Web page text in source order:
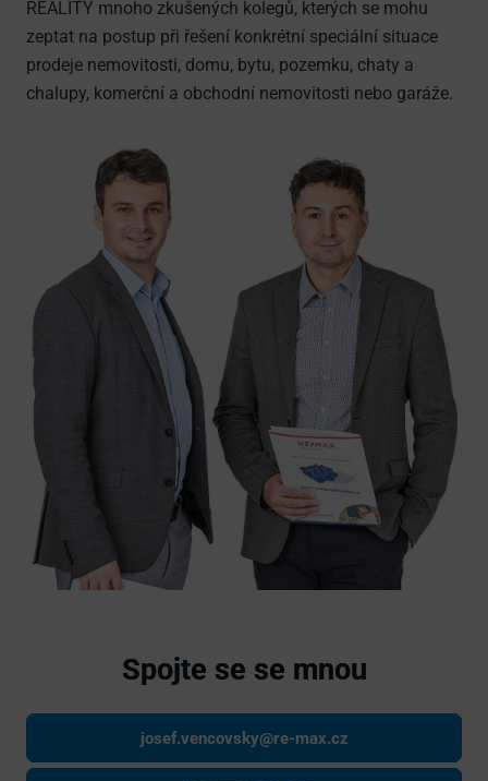
REALITY mnoho zkušených kolegů, kterých se mohu
zeptat na postup při řešení konkrétní speciální situace
prodeje nemovitosti, domu, bytu, pozemku, chaty a
chalupy, komerční a obchodní nemovitosti nebo garáže.
Spojte se se mnou
josef.vencovsky@re-max.cz